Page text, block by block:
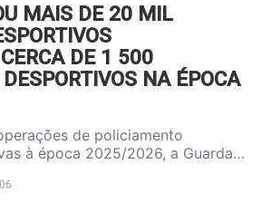
MAIS DE 20 MIL
DE 1 500
NA ÉPOCA
de policiamento
à época 2025/2026, a Guarda…